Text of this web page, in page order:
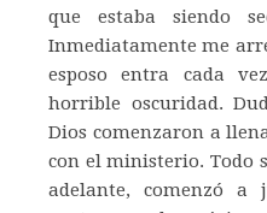
que estaba siendo
Inmediatamente me
esposo entra cada
horrible oscuridad.
Dios comenzaron a
con el ministerio. Todo
adelante, comenzó a